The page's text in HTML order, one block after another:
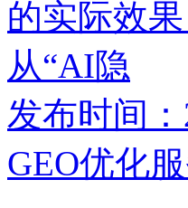
发布时间
GEO优化